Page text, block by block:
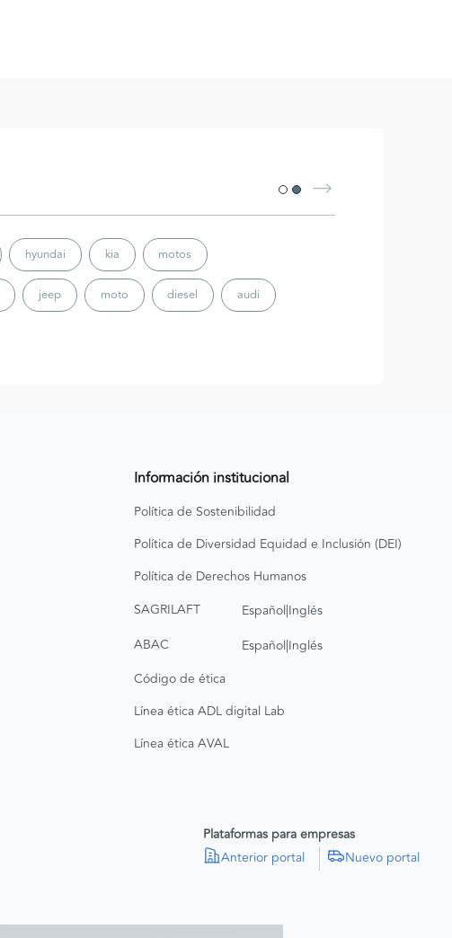
hyundai kia motos
jeep moto diesel audi
Información institucional
Política de Sostenibilidad
Política de Diversidad Equidad e Inclusión (DEI)
Política de Derechos Humanos
SAGRILAFT
Español|Inglés
ABAC
Español|Inglés
Código de ética
Línea ética ADL digital Lab
Línea ética AVAL
Plataformas para empresas
Anterior portal
Nuevo portal